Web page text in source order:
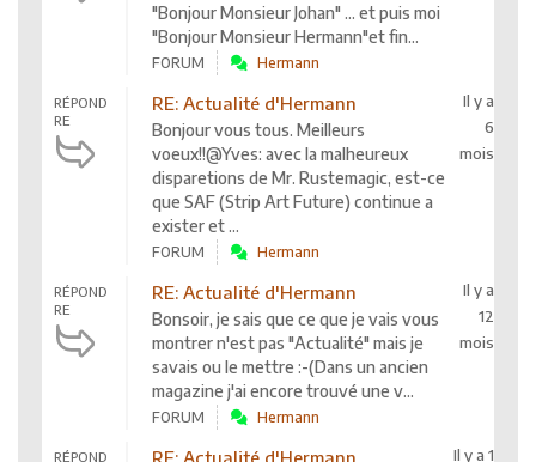
"Bonjour Monsieur Johan" ... et puis moi
"Bonjour Monsieur Hermann"et fin...
FORUM Hermann
RÉPOND
RE
RE: Actualité d'Hermann
Bonjour vous tous. Meilleurs
voeux!!@Yves: avec la malheureux
disparetions de Mr. Rustemagic, est-ce
que SAF (Strip Art Future) continue a
exister et ...
Il y a
6
mois
FORUM Hermann
RÉPOND
RE
RE: Actualité d'Hermann
Bonsoir, je sais que ce que je vais vous
montrer n'est pas "Actualité" mais je
savais ou le mettre :-(Dans un ancien
magazine j'ai encore trouvé une v...
Il y a
12
mois
FORUM Hermann
RÉPOND
RE: Actualité d'Hermann
Il y a 1